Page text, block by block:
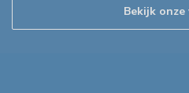
Bekijk